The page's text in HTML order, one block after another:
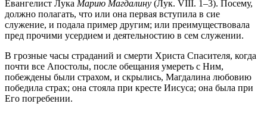
Евангелист Лука Марию Магдалину (Лук. VIII. 1–3). Посему,
должно полагать, что или она первая вступила в сие
служение, и подала пример другим; или преимуществовала
пред прочими усердием и деятельностию в сем служении.
В грозные часы страданий и смерти Христа Спасителя, когда
почти все Апостолы, после обещания умереть с Ним,
побеждены были страхом, и скрылись, Магдалина любовию
победила страх; она стояла при кресте Иисуса; она была при
Его погребении.